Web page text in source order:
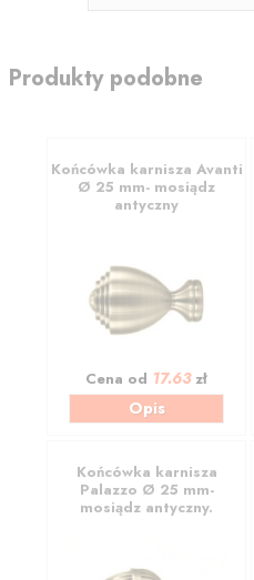
Produkty podobne
Końcówka karnisza Avanti
Ø 25 mm- mosiądz
antyczny
Cena od 17.63zł
Opis
Końcówka karnisza
Palazzo Ø 25 mm-
mosiądz antyczny.